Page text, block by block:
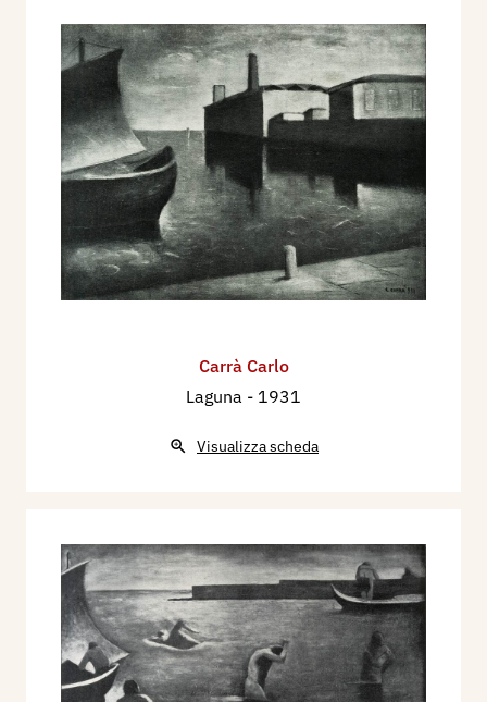
Carrà Carlo
Laguna - 1931
Visualizza scheda